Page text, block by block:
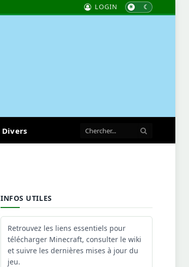
LOGIN
Divers
INFOS UTILES
Retrouvez les liens essentiels pour
télécharger Minecraft, consulter le wiki
et suivre les dernières mises à jour du
jeu.